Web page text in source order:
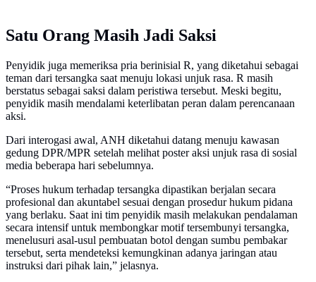
Satu Orang Masih Jadi Saksi
Penyidik juga memeriksa pria berinisial R, yang diketahui sebagai
teman dari tersangka saat menuju lokasi unjuk rasa. R masih
berstatus sebagai saksi dalam peristiwa tersebut. Meski begitu,
penyidik masih mendalami keterlibatan peran dalam perencanaan
aksi.
Dari interogasi awal, ANH diketahui datang menuju kawasan
gedung DPR/MPR setelah melihat poster aksi unjuk rasa di sosial
media beberapa hari sebelumnya.
“Proses hukum terhadap tersangka dipastikan berjalan secara
profesional dan akuntabel sesuai dengan prosedur hukum pidana
yang berlaku. Saat ini tim penyidik masih melakukan pendalaman
secara intensif untuk membongkar motif tersembunyi tersangka,
menelusuri asal-usul pembuatan botol dengan sumbu pembakar
tersebut, serta mendeteksi kemungkinan adanya jaringan atau
instruksi dari pihak lain,” jelasnya.